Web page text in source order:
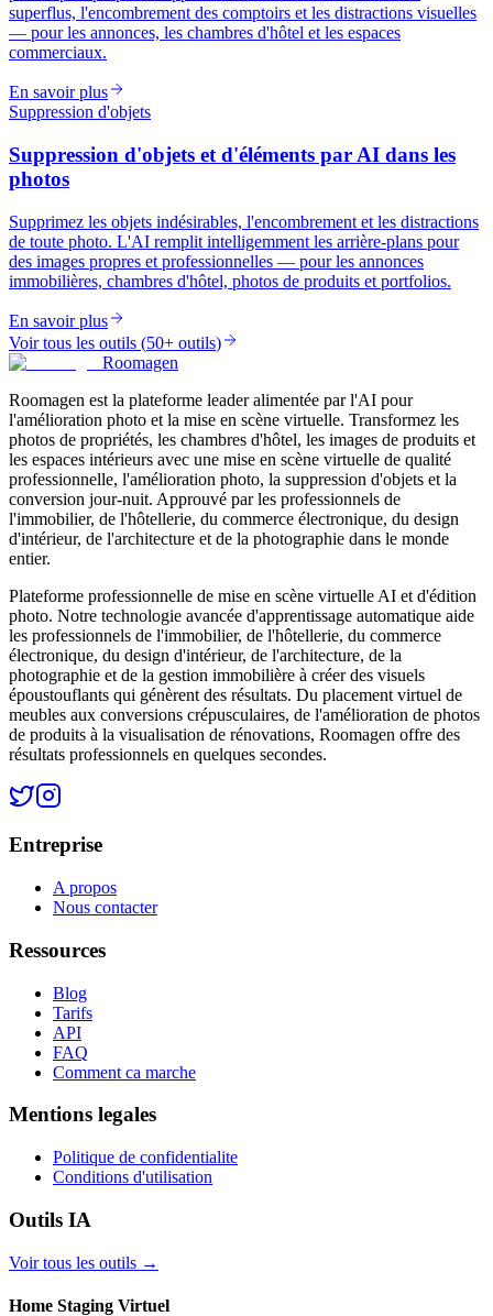
superflus, l'encombrement des comptoirs et les distractions visuelles
— pour les annonces, les chambres d'hôtel et les espaces
commerciaux.
En savoir plus
Suppression d'objets
Suppression d'objets et d'éléments par AI dans les
photos
Supprimez les objets indésirables, l'encombrement et les distractions
de toute photo. L'AI remplit intelligemment les arrière-plans pour
des images propres et professionnelles — pour les annonces
immobilières, chambres d'hôtel, photos de produits et portfolios.
En savoir plus
Voir tous les outils (50+ outils)
Roomagen
Roomagen est la plateforme leader alimentée par l'AI pour
l'amélioration photo et la mise en scène virtuelle. Transformez les
photos de propriétés, les chambres d'hôtel, les images de produits et
les espaces intérieurs avec une mise en scène virtuelle de qualité
professionnelle, l'amélioration photo, la suppression d'objets et la
conversion jour-nuit. Approuvé par les professionnels de
l'immobilier, de l'hôtellerie, du commerce électronique, du design
d'intérieur, de l'architecture et de la photographie dans le monde
entier.
Plateforme professionnelle de mise en scène virtuelle AI et d'édition
photo. Notre technologie avancée d'apprentissage automatique aide
les professionnels de l'immobilier, de l'hôtellerie, du commerce
électronique, du design d'intérieur, de l'architecture, de la
photographie et de la gestion immobilière à créer des visuels
époustouflants qui génèrent des résultats. Du placement virtuel de
meubles aux conversions crépusculaires, de l'amélioration de photos
de produits à la visualisation de rénovations, Roomagen offre des
résultats professionnels en quelques secondes.
Entreprise
A propos
Nous contacter
Ressources
Blog
Tarifs
API
FAQ
Comment ca marche
Mentions legales
Politique de confidentialite
Conditions d'utilisation
Outils IA
Voir tous les outils →
Home Staging Virtuel